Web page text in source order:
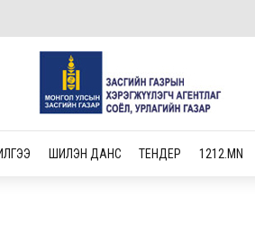
ШИЛЭН ДАНС ТЕНДЕР 1212.MN